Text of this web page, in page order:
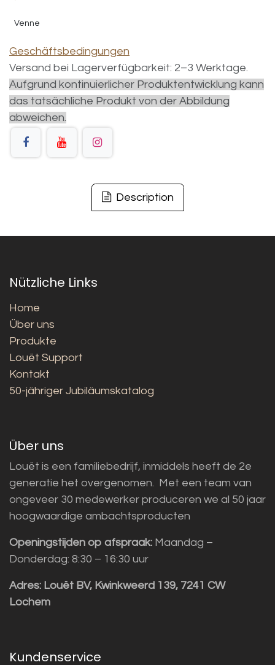
Venne
Geschäftsbedingungen
Versand bei Lagerverfügbarkeit: 2–3 Werktage.
Aufgrund kontinuierlicher Produktentwicklung kann
das tatsächliche Produkt von der Abbildung
abweichen.
Description
Nützliche Links
Home
Über uns
Produkte
Louët Support
Kontakt
50-jähriger Jubiläumskatalog
Über uns
Louët is een familiebedrijf, inmiddels heeft de 2e
generatie het overgenomen. Met een team van
ongeveer 30 medewerker produceren we al 50 jaar
hoogwaardige ambachtsproducten
Openingstijden op afspraak: Maandag –
Donderdag: 8:30 – 16:30 uur
Adres: Louët BV, Kwinkweerd 139, 7241 CW
Lochem
Kundenservice